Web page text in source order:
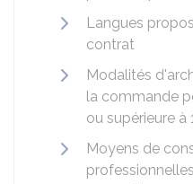
Langues
contrat
Modalités
la commande
ou supérieure à
Moyens de